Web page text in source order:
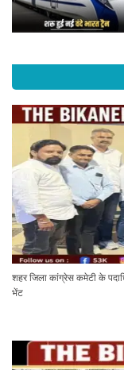
शहर जिला कांग्रेस कमेटी के
भेंट